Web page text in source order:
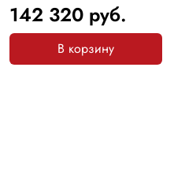
142 320 руб.
В корзину